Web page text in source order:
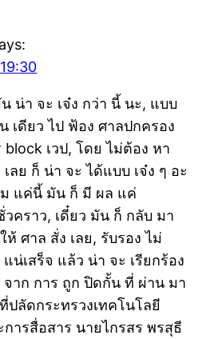
น่า จะ เจ๋ง กว่า นี้ นะ, แบบ
เดียว ไป ฟ้อง ศาลปกครอง
block เวป, โดย ไม่ต้อง หา
ลย ก็ น่า จะ ได้แบบ เจ๋ง ๆ อะ
แค่นี้ มัน ก็ มี ผล แค่
วคราว, เดี๋ยว มัน ก็ กลับ มา
ห้ ศาล สั่ง เลย, รับรอง ไม่
น่เสร็จ แล้ว น่า จะ เรียกร้อง
จาก การ ถูก ปิดกั้น ที่ ผ่าน มา
ปลัดกระทรวงเทคโนโลยี
การสื่อสาร นายไกรสร พรสุธี